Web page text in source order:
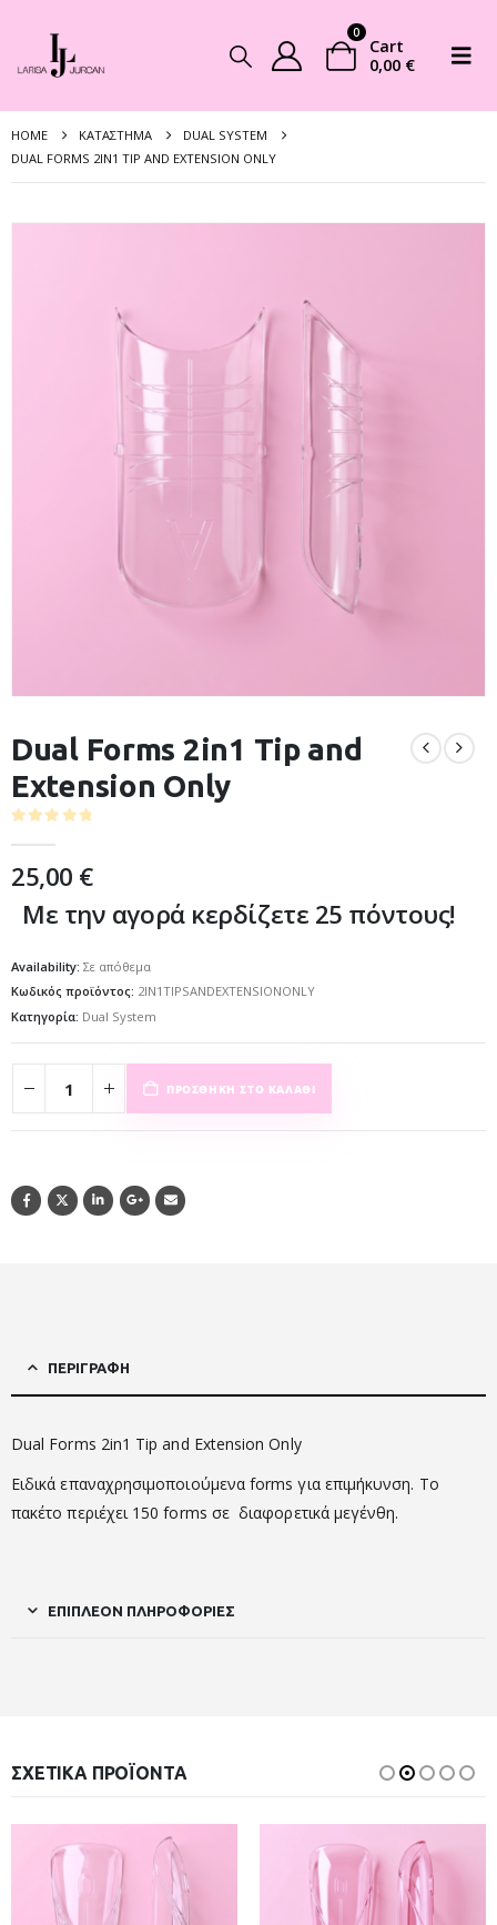
0
Cart
0,00 €
HOME ΚΑΤΆΣΤΗΜΑ
DUAL SYSTEM
DUAL FORMS 2IN1 TIP AND EXTENSION ONLY
Dual Forms 2in1 Tip and
Extension Only
25,00 €
Με την αγορά κερδίζετε 25 πόντους!
Availability: Σε απόθεμα
Κωδικός προϊόντος: 2IN1TIPSANDEXTENSIONONLY
Κατηγορία: Dual System
ΠΡΟΣΘΉΚΗ ΣΤΟ ΚΑΛΆΘΙ
ΠΕΡΙΓΡΑΦΉ
Dual Forms 2in1 Tip and Extension Only
Ειδικά επαναχρησιμοποιούμενα forms για επιμήκυνση. Το
πακέτο περιέχει 150 forms σε διαφορετικά μεγένθη.
ΕΠΙΠΛΈΟΝ ΠΛΗΡΟΦΟΡΊΕΣ
ΣΧΕΤΙΚΆ ΠΡΟΪΌΝΤΑ